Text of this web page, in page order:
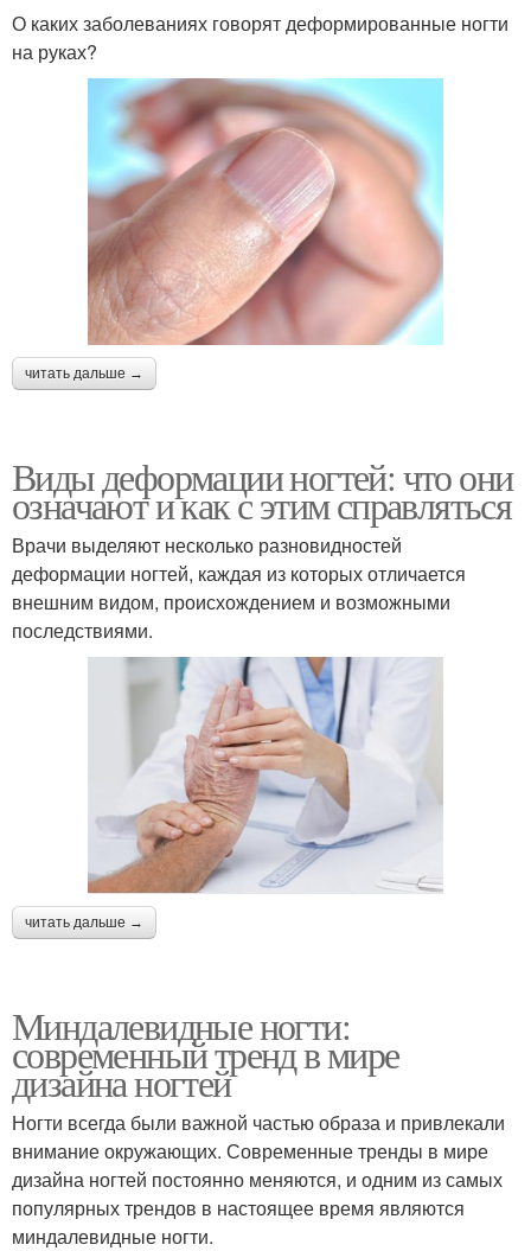
О каких заболеваниях говорят деформированные ногти
на руках?
читать дальше →
Виды деформации ногтей: что они
означают и как с этим справляться
Врачи выделяют несколько разновидностей
деформации ногтей, каждая из которых отличается
внешним видом, происхождением и возможными
последствиями.
читать дальше →
Миндалевидные ногти:
современный тренд в мире
дизайна ногтей
Ногти всегда были важной частью образа и привлекали
внимание окружающих. Современные тренды в мире
дизайна ногтей постоянно меняются, и одним из самых
популярных трендов в настоящее время являются
миндалевидные ногти.